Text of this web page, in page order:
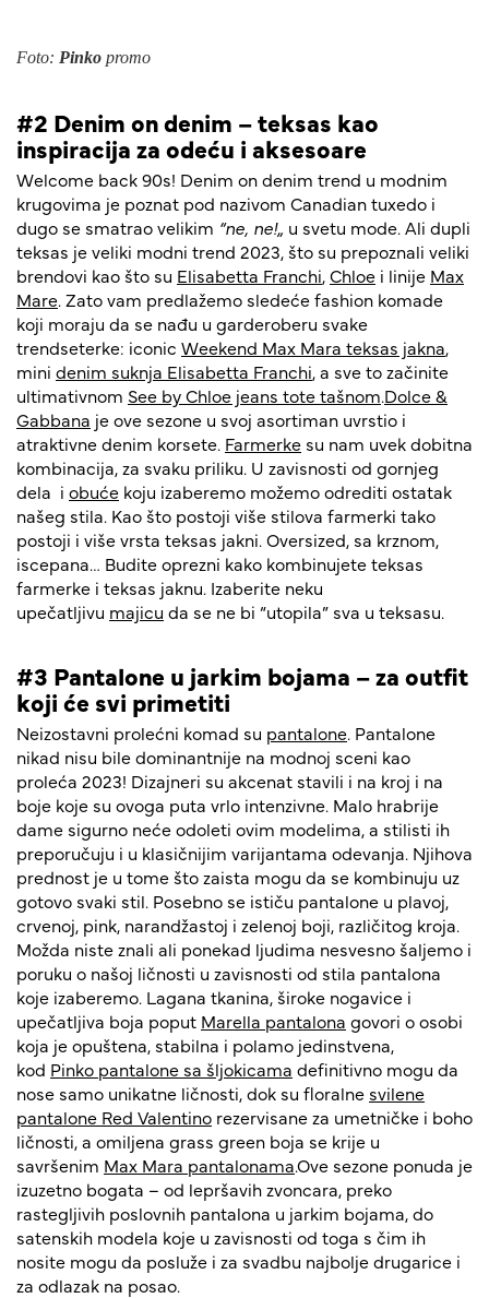
Foto: Pinko promo
#2 Denim on denim – teksas kao
inspiracija za odeću i aksesoare
Welcome back 90s! Denim on denim trend u modnim
krugovima je poznat pod nazivom Canadian tuxedo i
dugo se smatrao velikim “ne, ne!„ u svetu mode. Ali dupli
teksas je veliki modni trend 2023, što su prepoznali veliki
brendovi kao što su Elisabetta Franchi,Chloe i linije Max
Mare. Zato vam predlažemo sledeće fashion komade
koji moraju da se nađu u garderoberu svake
trendseterke: iconic Weekend Max Mara teksas jakna,
mini denim suknja Elisabetta Franchi, a sve to začinite
ultimativnom See by Chloe jeans tote tašnom.Dolce &
Gabbana je ove sezone u svoj asortiman uvrstio i
atraktivne denim korsete. Farmerkesu nam uvek dobitna
kombinacija, za svaku priliku. U zavisnosti od gornjeg
dela i obuće koju izaberemo možemo odrediti ostatak
našeg stila. Kao što postoji više stilova farmerki tako
postoji i više vrsta teksas jakni. Oversized, sa krznom,
iscepana… Budite oprezni kako kombinujete teksas
farmerke i teksas jaknu. Izaberite neku
upečatljivu majicu da se ne bi “utopila” sva u teksasu.
#3 Pantalone u jarkim bojama – za outfit
koji će svi primetiti
Neizostavni prolećni komad su pantalone. Pantalone
nikad nisu bile dominantnije na modnoj sceni kao
proleća 2023! Dizajneri su akcenat stavili i na kroj i na
boje koje su ovoga puta vrlo intenzivne. Malo hrabrije
dame sigurno neće odoleti ovim modelima, a stilisti ih
preporučuju i u klasičnijim varijantama odevanja. Njihova
prednost je u tome što zaista mogu da se kombinuju uz
gotovo svaki stil. Posebno se ističu pantalone u plavoj,
crvenoj, pink, narandžastoj i zelenoj boji, različitog kroja.
Možda niste znali ali ponekad ljudima nesvesno šaljemo i
poruku o našoj ličnosti u zavisnosti od stila pantalona
koje izaberemo. Lagana tkanina, široke nogavice i
upečatljiva boja poput Marella pantalona govori o osobi
koja je opuštena, stabilna i polamo jedinstvena,
kod Pinko pantalone sa šljokicama definitivno mogu da
nose samo unikatne ličnosti, dok su floralnesvilene
pantalone Red Valentino rezervisane za umetničke i boho
ličnosti, a omiljena grass green boja se krije u
savršenim Max Mara pantalonama.Ove sezone ponuda je
izuzetno bogata – od lepršavih zvoncara, preko
rastegljivih poslovnih pantalona u jarkim bojama, do
satenskih modela koje u zavisnosti od toga s čim ih
nosite mogu da posluže i za svadbu najbolje drugarice i
za odlazak na posao.